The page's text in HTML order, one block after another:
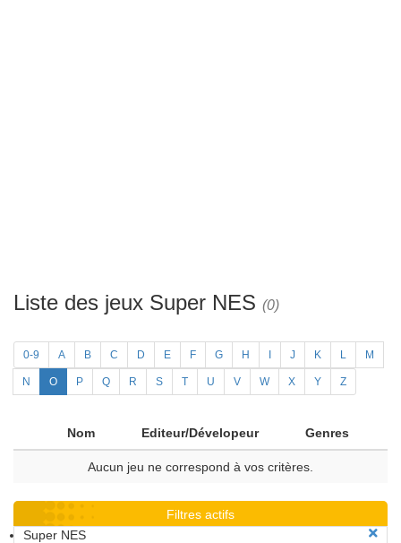
Liste des jeux Super NES (0)
0-9 A B C D E F G H J K L M
N O P Q R S T U V W X Y Z
Nom Editeur/Dévelopeur Genres
Aucun jeu ne correspond à vos critères.
Filtres actifs
Super NES